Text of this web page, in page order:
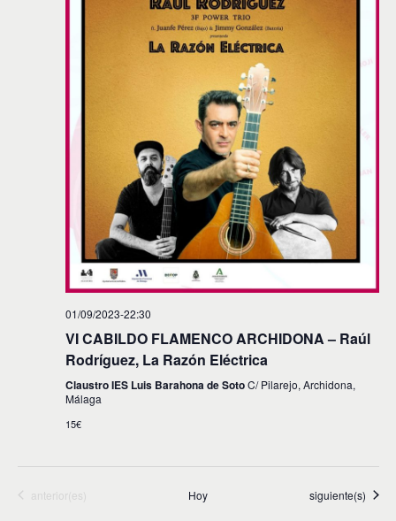
01/09/2023-22:30
VI CABILDO FLAMENCO ARCHIDONA – Raúl
Rodríguez, La Razón Eléctrica
Claustro IES Luis Barahona de SotoC/ Pilarejo, Archidona,
Málaga
15€
Eventos
anterior(es) Hoy Eventos
siguiente(s)